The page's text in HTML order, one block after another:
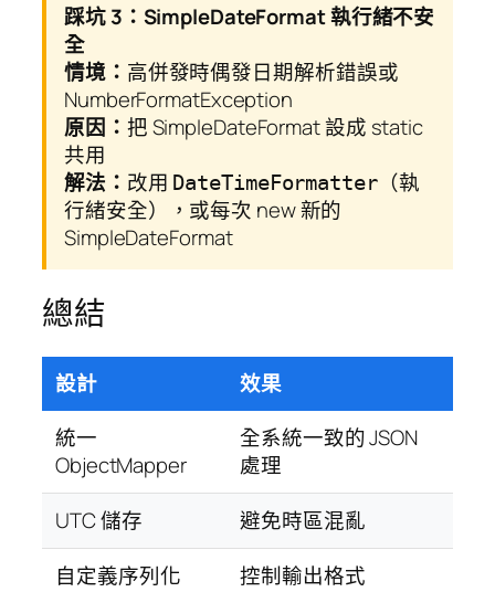
踩坑 3：SimpleDateFormat 執行緒不安
全
情境： 高併發時偶發日期解析錯誤或
NumberFormatException
原因： 把 SimpleDateFormat 設成 static
共用
解法： 改用 DateTimeFormatter（執
行緒安全），或每次 new 新的
SimpleDateFormat
總結
設計
效果
統一
ObjectMapper
全系統一致的 JSON
處理
UTC 儲存
避免時區混亂
自定義序列化
控制輸出格式